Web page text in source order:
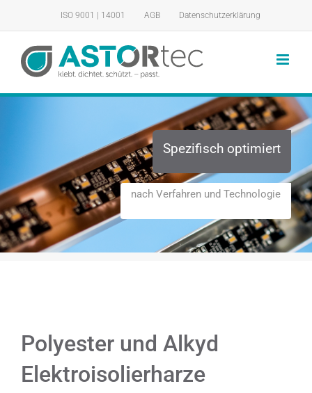
ISO 9001 | 14001 AGB Datenschutzerklärung
Spezifisch optimiert
nach Verfahren und Technologie
Polyester und Alkyd
Elektroisolierharze